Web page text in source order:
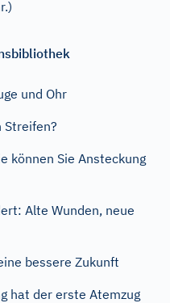
und Ohr
Streifen?
können Sie Ansteckung
Alte Wunden, neue
bessere Zukunft
hat der erste Atemzug